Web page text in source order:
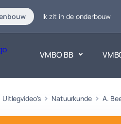
Ik zit in de onderbouw
VMBO BB
Geen
Uitlegvideo's Natuurkunde A.